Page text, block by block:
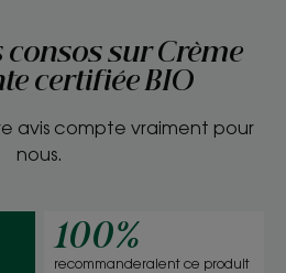
consos sur Crème
certifiée BIO
avis compte vraiment pour
nous.
100%
recommanderaient ce produit